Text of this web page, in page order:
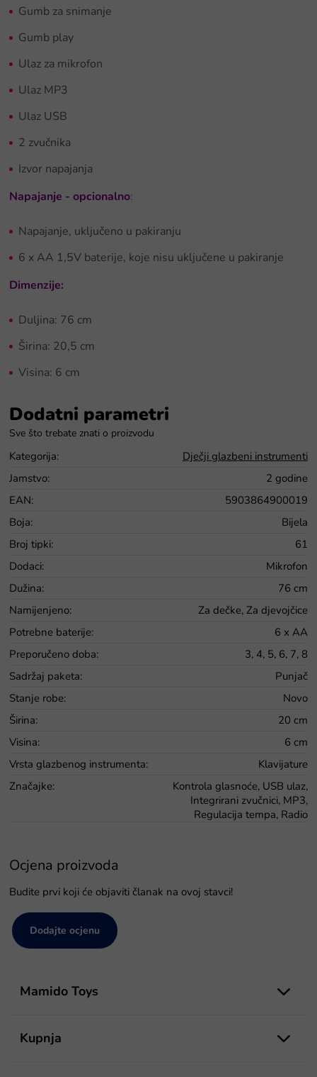
Gumb za snimanje
Gumb play
Ulaz za mikrofon
Ulaz MP3
Ulaz USB
2 zvučnika
Izvor napajanja
Napajanje - opcionalno:
Napajanje, uključeno u pakiranju
6 x AA 1,5V baterije, koje nisu uključene u pakiranje
Dimenzije:
Duljina: 76 cm
Širina: 20,5 cm
Visina: 6 cm
Dodatni parametri
Kategorija:
Dječji glazbeni instrumenti
Jamstvo:
2 godine
EAN:
5903864900019
Boja:
Bijela
Broj tipki:
61
Dodaci:
Mikrofon
Dužina:
76 cm
Namijenjeno:
Za dečke, Za djevojčice
Potrebne baterije:
6 x AA
Preporučeno doba:
3, 4, 5, 6, 7, 8
Sadržaj paketa:
Punjač
Stanje robe:
Novo
Širina:
20 cm
Visina:
6 cm
Vrsta glazbenog instrumenta:
Klavijature
Značajke:
Kontrola glasnoće, USB ulaz,
Integrirani zvučnici, MP3,
Regulacija tempa, Radio
Ocjena proizvoda
Budite prvi koji će objaviti članak na ovoj stavci!
Dodajte ocjenu
Mamido Toys
Kupnja